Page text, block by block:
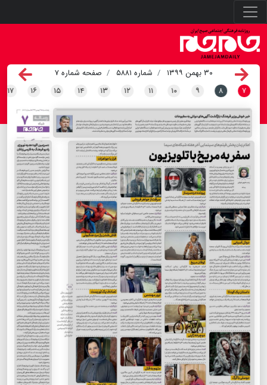
۳۰ بهمن ۱۳۹۹ شماره ۵۸۸۱
صفحه شماره ۷
۷ ۸ ۹ ۱۰ ۱۱ ۱۲ ۱۳ ۱۴ ۱۵ ۱۶ ۱۷